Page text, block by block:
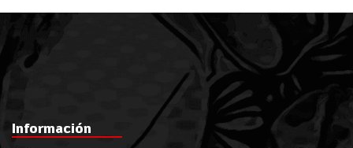
Información